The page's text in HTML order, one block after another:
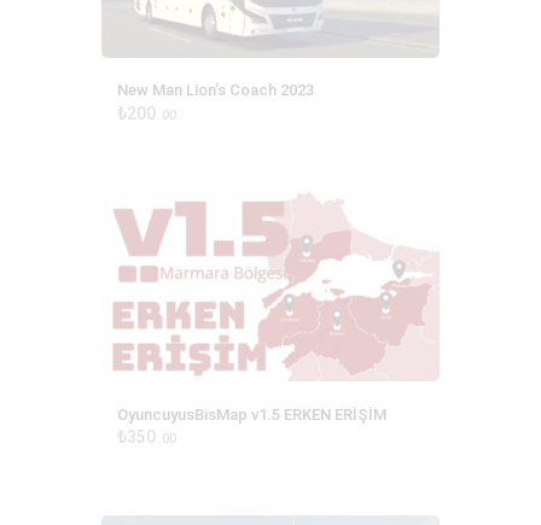
New Man Lion’s Coach 2023
₺200 00
OyuncuyusBisMap v1.5 ERKEN ERİŞİM
₺350 00